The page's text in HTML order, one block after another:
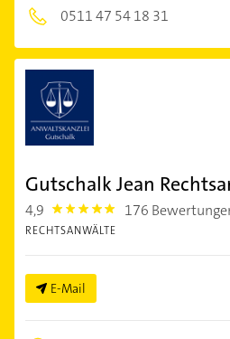
0511 47 54 18 31
Gutschalk Jean
4,9 4.9 176
RECHTSANWÄLTE
E-Mail